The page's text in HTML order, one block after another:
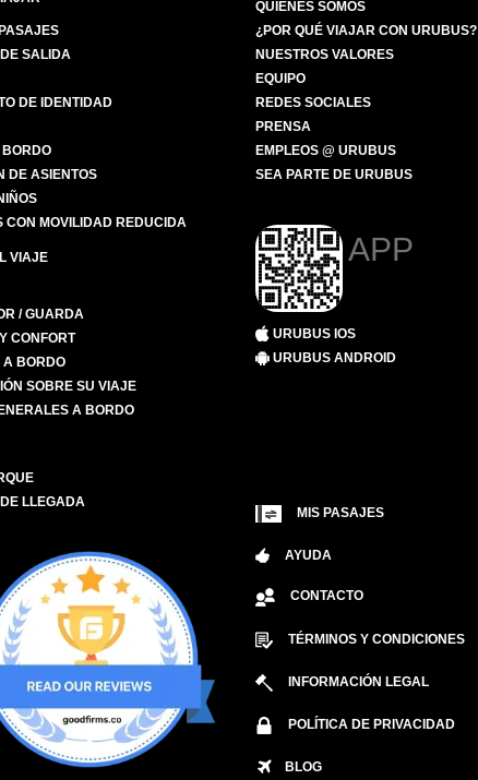
SALIDA
DE IDENTIDAD
DE ASIENTOS
CON MOVILIDAD REDUCIDA
VIAJE
/ GUARDA
CONFORT
A BORDO
SOBRE SU VIAJE
A BORDO
LLEGADA
QUIENES SOMOS
¿POR QUÉ VIAJAR CON URUBUS?
NUESTROS VALORES
EQUIPO
REDES SOCIALES
PRENSA
EMPLEOS @ URUBUS
SEA PARTE DE URUBUS
APP
URUBUS IOS
URUBUS ANDROID
MIS PASAJES
AYUDA
CONTACTO
TÉRMINOS Y CONDICIONES
INFORMACIÓN LEGAL
POLÍTICA DE PRIVACIDAD
BLOG